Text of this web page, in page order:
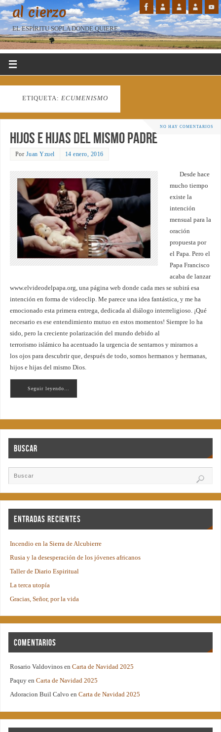
al cierzo
EL ESPÍRITU SOPLA DONDE QUIERE...
ETIQUETA: ECUMENISMO
NO HAY COMENTARIOS
Hijos e hijas del mismo Padre
Por Juan Yzuel 14 enero, 2016
Desde hace
mucho tiempo
existe la
intención
mensual para la
oración
propuesta por
el Papa. Pero el
Papa Francisco
acaba de lanzar
www.elvideodelpapa.org, una página web donde cada mes se subirá esa
intención en forma de videoclip. Me parece una idea fantástica, y me ha
emocionado esta primera entrega, dedicada al diálogo interreligioso. ¡Qué
necesario es ese entendimiento mutuo en estos momentos! Siempre lo ha
sido, pero la creciente polarización del mundo debido al
terrorismo islámico ha acentuado la urgencia de sentarnos y mirarnos a
los ojos para descubrir que, después de todo, somos hermanos y hermanas,
hijos e hijas del mismo Dios.
Seguir leyendo…
Buscar
Entradas recientes
Incendio en la Sierra de Alcubierre
Rusia y la desesperación de los jóvenes africanos
Taller de Diario Espiritual
La terca utopía
Gracias, Señor, por la vida
Comentarios
Rosario Valdovinos enCarta de Navidad 2025
Paquy enCarta de Navidad 2025
Adoracion Buil Calvo enCarta de Navidad 2025